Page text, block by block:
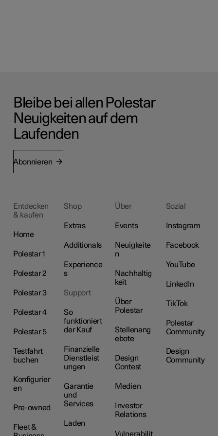
Bleibe bei allen Polestar
Neuigkeiten auf dem
Laufenden
Abonnieren
Entdecken
& kaufen
Home
Polestar 1
Polestar 2
Polestar 3
Polestar 4
Polestar 5
Testfahrt
buchen
Konfigurier
en
Pre-owned
Fleet &
Shop
Extras
Additionals
Experience
s
Support
So
funktioniert
der Kauf
Finanzielle
Dienstleist
ungen
Garantie
und
Services
Laden
Über
Events
Neuigkeite
n
Nachhaltig
keit
Über
Polestar
Stellenang
ebote
Design
Contest
Medien
Investor
Relations
Vulnerabilit
Sozial
Instagram
Facebook
YouTube
LinkedIn
TikTok
Polestar
Community
Design
Community